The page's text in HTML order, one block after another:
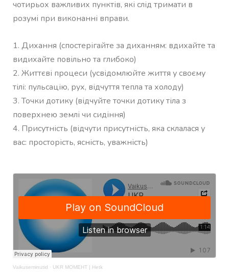
чотирьох важливих пунктів, які слід тримати в
розумі при виконанні вправи.
1. Дихання (спостерігайте за диханням: вдихайте та
видихайте повільно та глибоко)
2. Життєві процеси (усвідомлюйте життя у своєму
тілі: пульсацію, рух, відчуття тепла та холоду)
3. Точки дотику (відчуйте точки дотику тіла з
поверхнею землі чи сидіння)
4. Присутність (відчути присутність, яка склалася у
вас: просторість, ясність, уважність)
Vaikuseminutid · UKR МОМЕНТ | Hetk